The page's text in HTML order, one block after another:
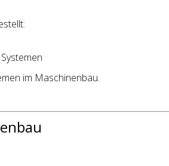
im Maschinenbau.